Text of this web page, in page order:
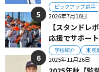
ピックアップ選手
2026年7月10日
【スタンドレ
応援でサポー
学校紹介 東京
2025年11月26日